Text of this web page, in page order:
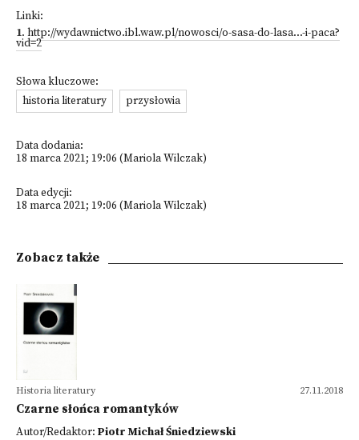
Linki:
1. http://wydawnictwo.ibl.waw.pl/nowosci/o-sasa-do-lasa...-i-paca?
vid=2
Słowa kluczowe:
historia literatury
przysłowia
Data dodania:
18 marca 2021; 19:06 (Mariola Wilczak)
Data edycji:
18 marca 2021; 19:06 (Mariola Wilczak)
Zobacz także
27.11.2018
Historia literatury
Czarne słońca romantyków
Autor/Redaktor: Piotr Michał Śniedziewski